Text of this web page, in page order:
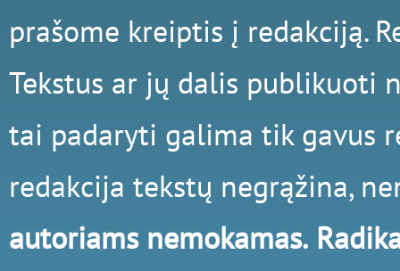
prašome kreiptis į redakciją.
Tekstus ar jų dalis publikuoti
tai padaryti galima tik gavus
redakcija tekstų negrąžina,
autoriams nemokamas.